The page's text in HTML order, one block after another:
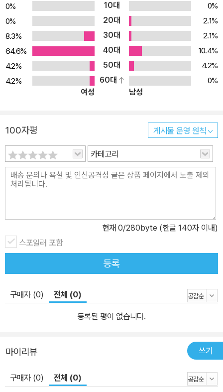
0% 10대
0%
0%
20대
2.1%
8.3%
30대
2.1%
64.6%
40대
10.4%
4.2%
50대
4.2%
4.2%
60대
0%
여성
남성
100자평 게시물 운영 원칙
카테고리
현재 0/280byte (한글 140자 이내)
스포일러 포함
등록
구매자 (0) 전체 (0)
등록된 평이 없습니다.
마이리뷰 쓰기
구매자 (0) 전체 (0)